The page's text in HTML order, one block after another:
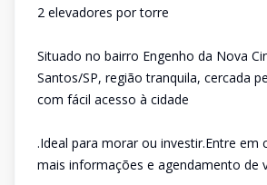
2 elevadores por torre
Situado no bairro Engenho da Nova
Santos/SP, região tranquila, cercada
com fácil acesso à cidade
.Ideal para morar ou investir.Entre em
mais informações e agendamento de